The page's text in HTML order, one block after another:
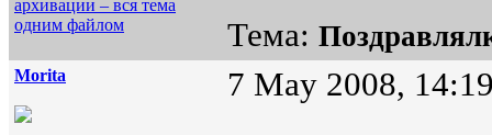
Тема:
Morita 7 May 2008,